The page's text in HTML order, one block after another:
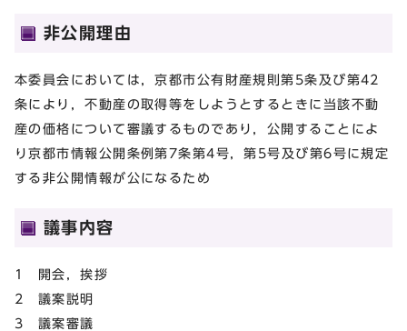
非公開理由
本委員会においては，京都市公有財産規則第5条及び第42
条により，不動産の取得等をしようとするときに当該不動
産の価格について審議するものであり，公開することによ
り京都市情報公開条例第7条第4号，第5号及び第6号に規定
する非公開情報が公になるため
議事内容
1 開会，挨拶
2 議案説明
3 議案審議